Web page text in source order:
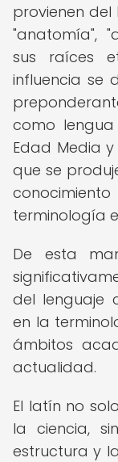
provienen
"anatomía",
sus raíces
influencia se
como
Edad Media
que se
terminología
De esta
del lenguaje
en la
ámbitos
actualidad.
El latín no
la ciencia,
estructura y